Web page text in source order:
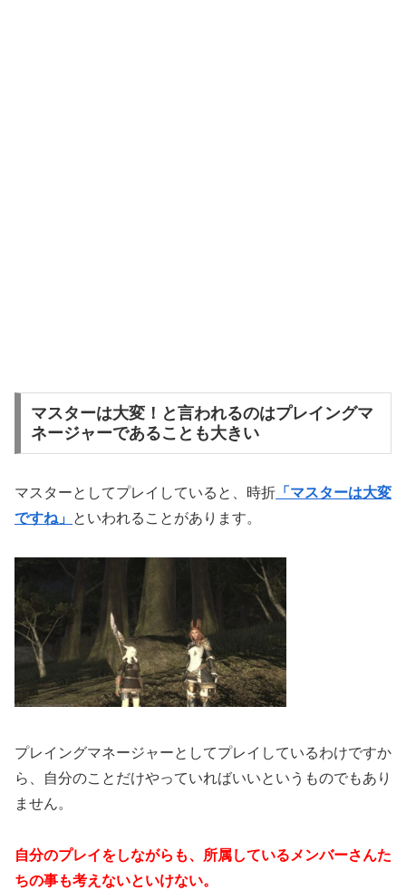
マスターは大変！と言われるのはプレイングマ
ネージャーであることも大きい
マスターとしてプレイしていると、時折 「マスターは大変
ですね」 といわれることがあります。
プレイングマネージャーとしてプレイしているわけですか
ら、自分のことだけやっていればいいというものでもあり
ません。
自分のプレイをしながらも、所属しているメンバーさんた
ちの事も考えないといけない。